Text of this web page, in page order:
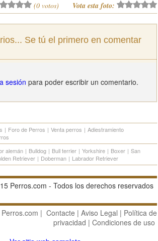
(0 votos) Vota esta foto:
Se tú el primero en comentar
sesión para poder escribir un comentario.
| Foro de Perros | Venta perros | Adiestramiento
alemán | Bulldog | Bull terrier | Yorkshire | Boxer | San
Retriever | Doberman | Labrador Retriever
Perros.com - Todos los derechos reservados
| Contacte | Aviso Legal | Política de
privacidad | Condiciones de uso